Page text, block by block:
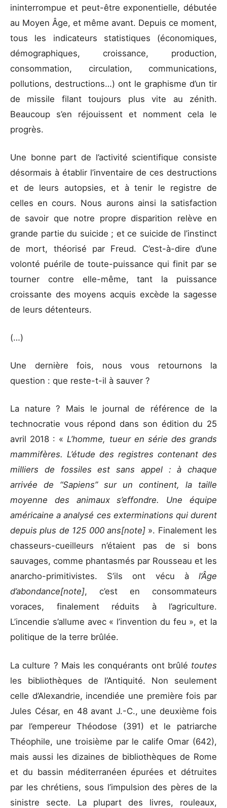
ininterrompue et peut-être exponentielle, débutée
au Moyen Âge, et même avant. Depuis ce moment,
tous les indicateurs statistiques (économiques,
démographiques, croissance, production,
consommation, circulation, communications,
pollutions, destructions…) ont le graphisme d’un tir
de missile filant toujours plus vite au zénith.
Beaucoup s’en réjouissent et nomment cela le
progrès.
Une bonne part de l’activité scientifique consiste
désormais à établir l’inventaire de ces destructions
et de leurs autopsies, et à tenir le registre de
celles en cours. Nous aurons ainsi la satisfaction
de savoir que notre propre disparition relève en
grande partie du suicide ; et ce suicide de l’instinct
de mort, théorisé par Freud. C’est-à-dire d’une
volonté puérile de toute-puissance qui finit par se
tourner contre elle-même, tant la puissance
croissante des moyens acquis excède la sagesse
de leurs détenteurs.
(…)
Une dernière fois, nous vous retournons la
question : que reste-t-il à sauver ?
La nature ? Mais le journal de référence de la
technocratie vous répond dans son édition du 25
avril 2018 : «L’homme, tueur en série des grands
mammifères. L’étude des registres contenant des
milliers de fossiles est sans appel : à chaque
arrivée de “Sapiens” sur un continent, la taille
moyenne des animaux s’effondre. Une équipe
américaine a analysé ces exterminations qui durent
depuis plus de 125 000 ans[note] ». Finalement les
chasseurs-cueilleurs n’étaient pas de si bons
sauvages, comme phantasmés par Rousseau et les
anarcho-primitivistes. S’ils ont vécu à l’Âge
d’abondance[note], c’est en consommateurs
voraces, finalement réduits à l’agriculture.
L’incendie s’allume avec « l’invention du feu », et la
politique de la terre brûlée.
La culture ? Mais les conquérants ont brûlé toutes
les bibliothèques de l’Antiquité. Non seulement
celle d’Alexandrie, incendiée une première fois par
Jules César, en 48 avant J.-C., une deuxième fois
par l’empereur Théodose (391) et le patriarche
Théophile, une troisième par le calife Omar (642),
mais aussi les dizaines de bibliothèques de Rome
et du bassin méditerranéen épurées et détruites
par les chrétiens, sous l’impulsion des pères de la
sinistre secte. La plupart des livres, rouleaux,